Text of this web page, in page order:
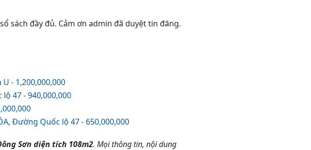
sách đầy đủ. Cảm ơn admin đã duyệt tin đăng.
- 1,200,000,000
47 - 940,000,000
Đường Quốc lộ 47 - 650,000,000
Sơn diện tích 108m2. Mọi thông tin, nội dung